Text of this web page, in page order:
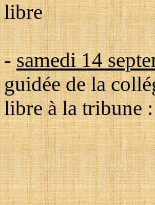
libre
-samedi 14
guidée de la
libre à la tribune